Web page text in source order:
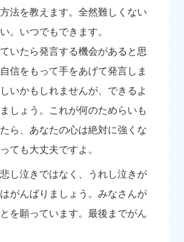
法を教えます。全然難しくない
。いつでもできます。
いたら発言する機会があると思
信をもって手をあげて発言しま
いかもしれませんが、できるよ
しょう。これが何のためらいも
ら、あなたの心は絶対に強くな
ても大丈夫ですよ。
し泣きではなく、うれし泣きが
がんばりましょう。みなさんが
を願っています。最後までがん